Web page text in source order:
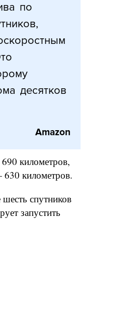
по
десятков
Amazon
километров,
630 километров.
спутников
запустить